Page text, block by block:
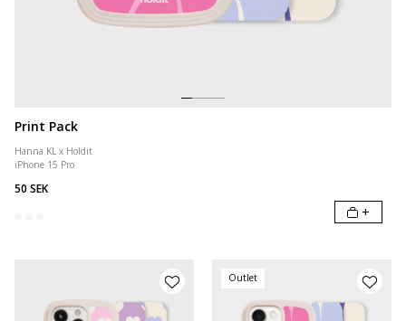
Print Pack
Hanna KL x Holdit
iPhone 15 Pro
50 SEK
+
Outlet